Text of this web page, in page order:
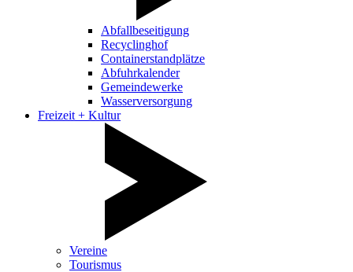
Abfallbeseitigung
Recyclinghof
Containerstandplätze
Abfuhrkalender
Gemeindewerke
Wasserversorgung
Freizeit + Kultur
Vereine
Tourismus